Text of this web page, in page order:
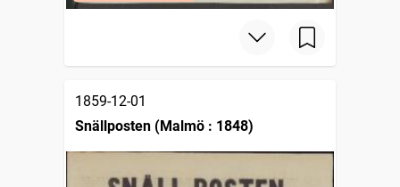
1859-12-01
Snällposten (Malmö : 1848)